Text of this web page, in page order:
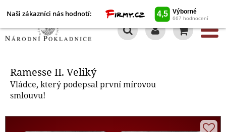
Naši zákazníci nás hodnotí:
Ramesse II. Veliký
Vládce, který podepsal první mírovou
smlouvu!
Ramesse II. Veliký